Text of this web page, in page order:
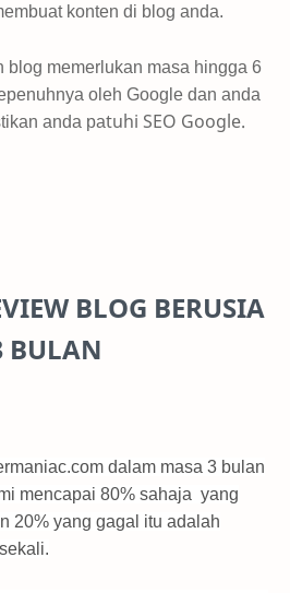
konten di blog anda.
blog memerlukan masa hingga 6
oleh Google dan anda
anda patuhi SEO Google.
BLOG BERUSIA
BULAN
dalam masa 3 bulan
mencapai 80% sahaja yang
20% yang gagal itu adalah